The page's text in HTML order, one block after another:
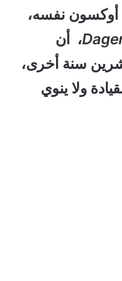
نفسه،
، أن
سنة أخرى،
ولا ينوي